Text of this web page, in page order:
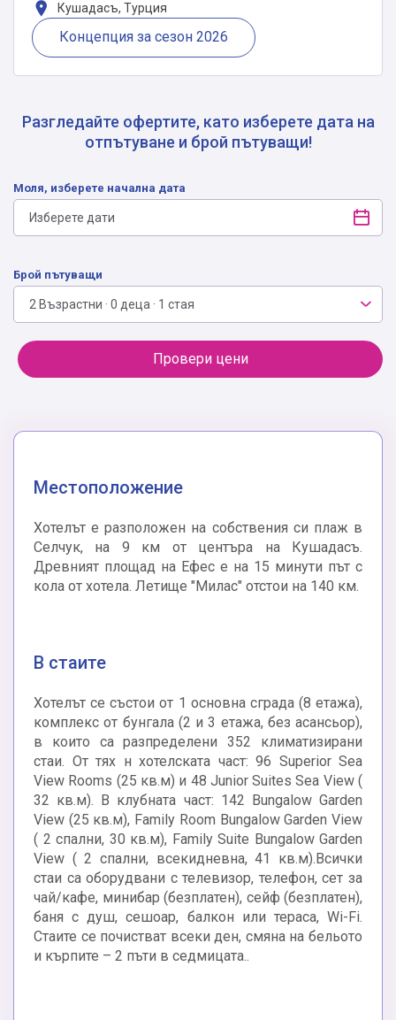
Кушадасъ, Турция
Концепция за сезон 2026
Разгледайте офертите, като изберете дата на
отпътуване и брой пътуващи!
Моля, изберете начална дата
Брой пътуващи
2 Възрастни · 0 деца · 1 стая
Провери цени
Местоположение
Хотелът е разположен на собствения си плаж в
Селчук, на 9 км от центъра на Кушадасъ.
Древният площад на Ефес е на 15 минути път с
кола от хотела. Летище "Милас" отстои на 140 км.
В стаите
Хотелът се състои от 1 основна сграда (8 етажа),
комплекс от бунгала (2 и 3 етажа, без асансьор),
в които са разпределени 352 климатизирани
стаи. От тях н хотелската част: 96 Superior Sea
View Rooms (25 кв.м) и 48 Junior Suites Sea View (
32 кв.м). В клубната част: 142 Bungalow Garden
View (25 кв.м), Family Room Bungalow Garden View
( 2 спални, 30 кв.м), Family Suite Bungalow Garden
View ( 2 спални, всекидневна, 41 кв.м).Всички
стаи са оборудвани с телевизор, телефон, сет за
чай/кафе, минибар (безплатен), сейф (безплатен),
баня с душ, сешоар, балкон или тераса, Wi-Fi.
Стаите се почистват всеки ден, смяна на бельото
и кърпите – 2 пъти в седмицата..